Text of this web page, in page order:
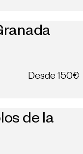
Desde 150€
de la